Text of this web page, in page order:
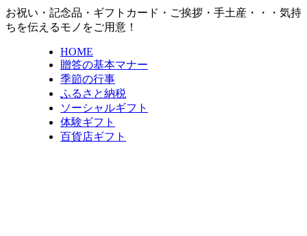
お祝い・記念品・ギフトカード・ご挨拶・手土産・・・気持
ちを伝えるモノをご用意！
HOME
贈答の基本マナー
季節の行事
ふるさと納税
ソーシャルギフト
体験ギフト
百貨店ギフト